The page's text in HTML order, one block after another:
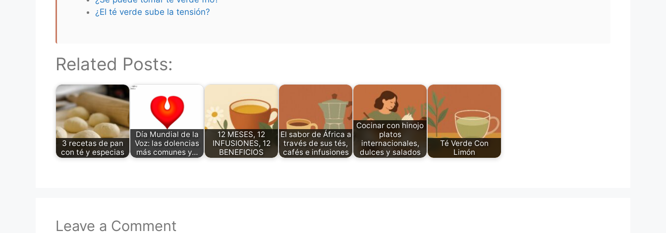
¿El té verde sube la tensión?
Related Posts:
3 recetas de pan
con té y especias
Día Mundial de la
Voz: las dolencias
más comunes y…
12 MESES, 12
INFUSIONES, 12
BENEFICIOS
El sabor de África a
través de sus tés,
cafés e infusiones
Cocinar con hinojo
platos
internacionales,
dulces y salados
Té Verde Con
Limón
Leave a Comment